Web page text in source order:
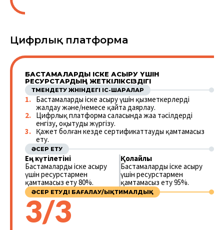
Цифрлық платформа
БАСТАМАЛАРДЫ ІСКЕ АСЫРУ ҮШІН
РЕСУРСТАРДЫҢ ЖЕТКІЛІКСІЗДІГІ
ТӨМЕНДЕТУ ЖӨНІНДЕГІ ІС-ШАРАЛАР
Бастамаларды іске асыру үшін қызметкерлерді
жалдау және/немесе қайта даярлау.
Цифрлық платформа саласында жаңа тәсілдерді
енгізу, оқытуды жүргізу.
Қажет болған кезде сертификаттауды қамтамасыз
ету.
ӘСЕР ЕТУ
Ең күтілетіні
Бастамаларды іске асыру
үшін ресурстармен
қамтамасыз ету 80%.
Қолайлы
Бастамаларды іске асыру
үшін ресурстармен
қамтамасыз ету 95%.
ӘСЕР ЕТУДІ БАҒАЛАУ/ЫҚТИМАЛДЫҚ
3/3